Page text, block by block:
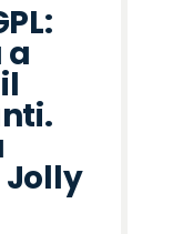
Jolly